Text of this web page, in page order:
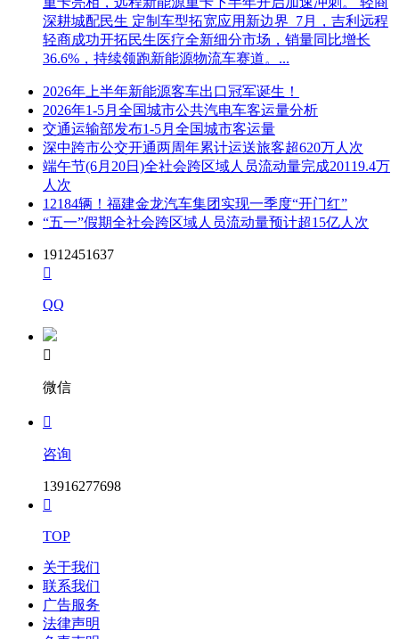
深耕城配民生 定制车型拓宽应用新边界 7月，吉利远程
轻商成功开拓民生医疗全新细分市场，销量同比增长
36.6%，持续领跑新能源物流车赛道。...
2026年上半年新能源客车出口冠军诞生！
2026年1-5月全国城市公共汽电车客运量分析
交通运输部发布1-5月全国城市客运量
深中跨市公交开通两周年累计运送旅客超620万人次
端午节(6月20日)全社会跨区域人员流动量完成20119.4万
人次
12184辆！福建金龙汽车集团实现一季度“开门红”
“五一”假期全社会跨区域人员流动量预计超15亿人次
1912451637

QQ

微信

咨询
13916277698

TOP
关于我们
联系我们
广告服务
法律声明